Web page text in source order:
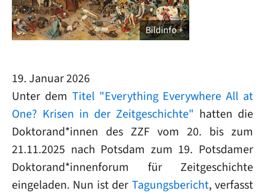
Bildinfo
19. Januar 2026
Unter dem Titel "Everything Everywhere All at
One? Krisen in der Zeitgeschichte" hatten die
Doktorand*innen des ZZF vom 20. bis zum
21.11.2025 nach Potsdam zum 19. Potsdamer
Doktorand*innenforum für Zeitgeschichte
eingeladen. Nun ist der Tagungsbericht, verfasst